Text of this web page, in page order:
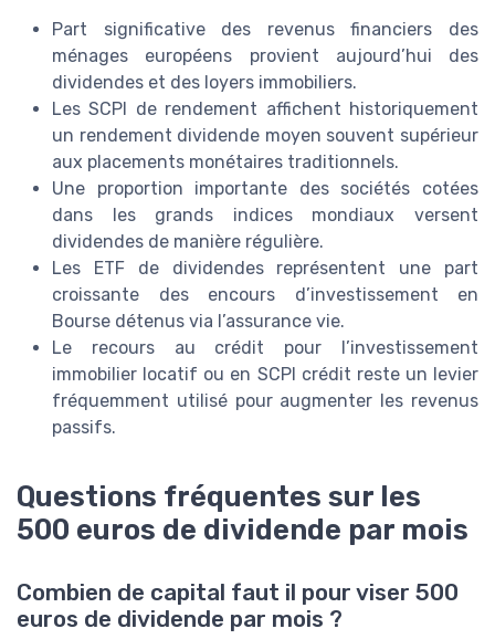
Part significative des revenus financiers des
ménages européens provient aujourd’hui des
dividendes et des loyers immobiliers.
Les SCPI de rendement affichent historiquement
un rendement dividende moyen souvent supérieur
aux placements monétaires traditionnels.
Une proportion importante des sociétés cotées
dans les grands indices mondiaux versent
dividendes de manière régulière.
Les ETF de dividendes représentent une part
croissante des encours d’investissement en
Bourse détenus via l’assurance vie.
Le recours au crédit pour l’investissement
immobilier locatif ou en SCPI crédit reste un levier
fréquemment utilisé pour augmenter les revenus
passifs.
Questions fréquentes sur les
500 euros de dividende par mois
Combien de capital faut il pour viser 500
euros de dividende par mois ?